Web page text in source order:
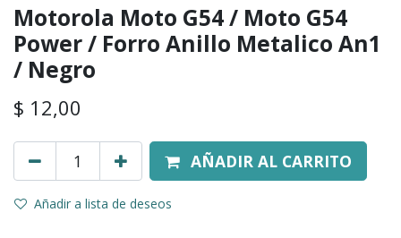
Motorola Moto G54 / Moto G54
Power / Forro Anillo Metalico An1
/ Negro
$ 12,00
AÑADIR AL CARRITO
Añadir a lista de deseos